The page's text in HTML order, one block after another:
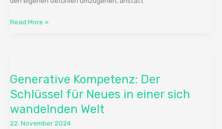
Read More »
Generative Kompetenz: Der
Schlüssel für Neues in einer sich
wandelnden Welt
22. November 2024
Der
Schlüssel
für
Neues
in